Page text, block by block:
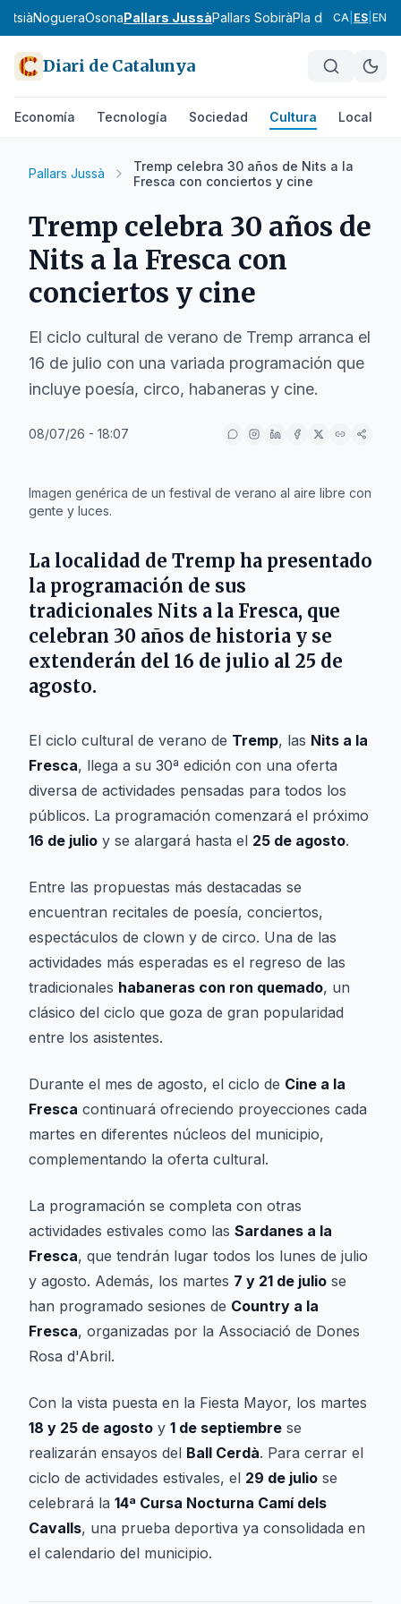
NogueraOsonaPallars JussàPallars SobiràPla d'UrgellPla
CA ES EN
Diari de Catalunya
Economía Tecnología Sociedad Cultura Local
Pallars Jussà
Tremp celebra 30 años de Nits a la
Fresca con conciertos y cine
Tremp celebra 30 años de
Nits a la Fresca con
conciertos y cine
El ciclo cultural de verano de Tremp arranca el
16 de julio con una variada programación que
incluye poesía, circo, habaneras y cine.
08/07/26 - 18:07
Imagen genérica de un festival de verano al aire libre con
gente y luces.
La localidad de Tremp ha presentado
la programación de sus
tradicionales Nits a la Fresca, que
celebran 30 años de historia y se
extenderán del 16 de julio al 25 de
agosto.
El ciclo cultural de verano de Tremp, las Nits a la
Fresca, llega a su 30ª edición con una oferta
diversa de actividades pensadas para todos los
públicos. La programación comenzará el próximo
16 de julio y se alargará hasta el 25 de agosto.
Entre las propuestas más destacadas se
encuentran recitales de poesía, conciertos,
espectáculos de clown y de circo. Una de las
actividades más esperadas es el regreso de las
tradicionales habaneras con ron quemado, un
clásico del ciclo que goza de gran popularidad
entre los asistentes.
Durante el mes de agosto, el ciclo de Cine a la
Fresca continuará ofreciendo proyecciones cada
martes en diferentes núcleos del municipio,
complementando la oferta cultural.
La programación se completa con otras
actividades estivales como las Sardanes a la
Fresca, que tendrán lugar todos los lunes de julio
y agosto. Además, los martes 7 y 21 de julio se
han programado sesiones de Country a la
Fresca, organizadas por la Associació de Dones
Rosa d'Abril.
Con la vista puesta en la Fiesta Mayor, los martes
18 y 25 de agosto y 1 de septiembre se
realizarán ensayos del Ball Cerdà. Para cerrar el
ciclo de actividades estivales, el 29 de julio se
celebrará la 14ª Cursa Nocturna Camí dels
Cavalls, una prueba deportiva ya consolidada en
el calendario del municipio.